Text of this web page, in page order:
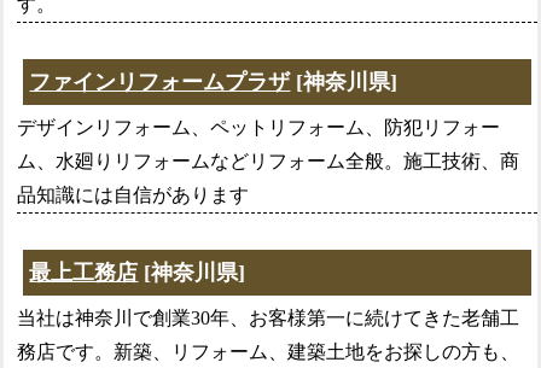
ファインリフォームプラザ[神奈川県]
デザインリフォーム、ペットリフォーム、防犯リフォー
ム、水廻りリフォームなどリフォーム全般。施工技術、商
品知識には自信があります
最上工務店 [神奈川県]
当社は神奈川で創業30年、お客様第一に続けてきた老舗工
務店です。新築、リフォーム、建築土地をお探しの方も、